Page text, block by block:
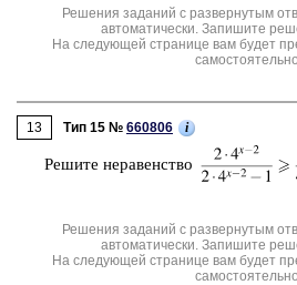
Решения заданий с развернутым
автоматически. Запишите
На следующей странице вам будет
13 Тип 15 № 660806 i
Ре­ши­те не­ра­вен­ство
Решения заданий с развернутым
автоматически. Запишите
На следующей странице вам будет
самостоятельно.